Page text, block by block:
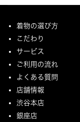
着物の選び方
こだわり
サービス
ご利用の流れ
よくある質問
店舗情報
渋谷本店
銀座店